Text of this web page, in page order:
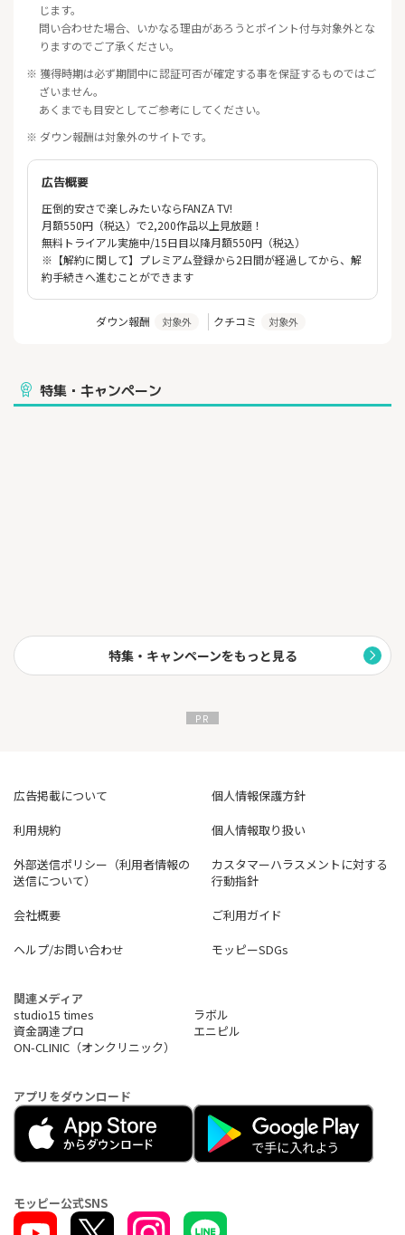
じます。
問い合わせた場合、いかなる理由があろうとポイント付与対象外とな
りますのでご了承ください。
※ 獲得時期は必ず期間中に認証可否が確定する事を保証するものではご
ざいません。
あくまでも目安としてご参考にしてください。
※ ダウン報酬は対象外のサイトです。
広告概要
圧倒的安さで楽しみたいならFANZA TV!
月額550円（税込）で2,200作品以上見放題！
無料トライアル実施中/15日目以降月額550円（税込）
※【解約に関して】プレミアム登録から2日間が経過してから、解
約手続きへ進むことができます
ダウン報酬 対象外 クチコミ 対象外
特集・キャンペーン
特集・キャンペーンをもっと見る
広告掲載について
個人情報保護方針
利用規約
個人情報取り扱い
外部送信ポリシー（利用者情報の
送信について）
カスタマーハラスメントに対する
行動指針
会社概要
ご利用ガイド
ヘルプ/お問い合わせ
モッピーSDGs
関連メディア
studio15 times
ラボル
資金調達プロ
エニピル
ON-CLINIC（オンクリニック）
アプリをダウンロード
モッピー公式SNS